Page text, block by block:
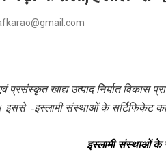
प्रसंस्कृत खाद्य उत्पाद निर्यात
इससे -इस्लामी संस्थाओं के सर्टिफिकेट
इस्लामी संस्थाओं के